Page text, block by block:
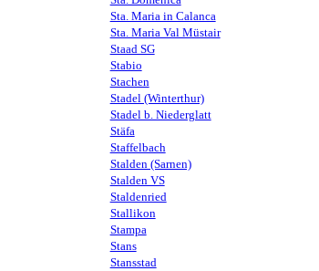
Sta. Maria in Calanca
Sta. Maria Val Müstair
Staad SG
Stabio
Stachen
Stadel (Winterthur)
Stadel b. Niederglatt
Stäfa
Staffelbach
Stalden (Sarnen)
Stalden VS
Staldenried
Stallikon
Stampa
Stans
Stansstad